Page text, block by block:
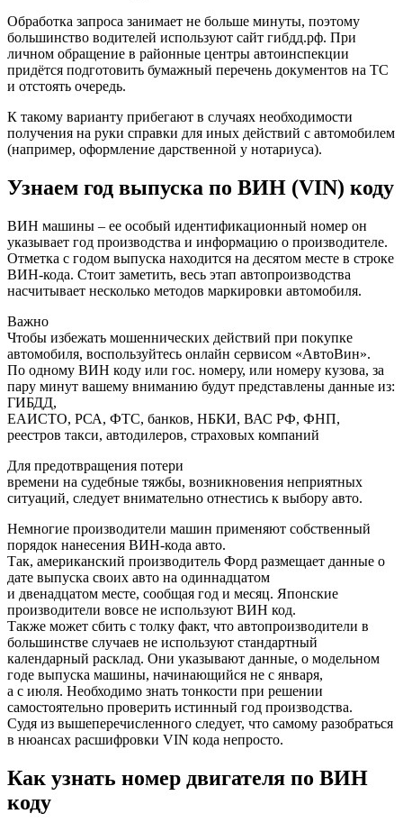
Обработка запроса занимает не больше минуты, поэтому
большинство водителей используют сайт гибдд.рф. При
личном обращение в районные центры автоинспекции
придётся подготовить бумажный перечень документов на ТС
и отстоять очередь.
К такому варианту прибегают в случаях необходимости
получения на руки справки для иных действий с автомобилем
(например, оформление дарственной у нотариуса).
Узнаем год выпуска по ВИН (VIN) коду
ВИН машины – ее особый идентификационный номер он
указывает год производства и информацию о производителе.
Отметка с годом выпуска находится на десятом месте в строке
ВИН-кода. Стоит заметить, весь этап автопроизводства
насчитывает несколько методов маркировки автомобиля.
Важно
Чтобы избежать мошеннических действий при покупке
автомобиля, воспользуйтесь онлайн сервисом «АвтоВин».
По одному ВИН коду или гос. номеру, или номеру кузова, за
пару минут вашему вниманию будут представлены данные из:
ГИБДД,
ЕАИСТО, РСА, ФТС, банков, НБКИ, ВАС РФ, ФНП,
реестров такси, автодилеров, страховых компаний
Для предотвращения потери
времени на судебные тяжбы, возникновения неприятных
ситуаций, следует внимательно отнестись к выбору авто.
Немногие производители машин применяют собственный
порядок нанесения ВИН-кода авто.
Так, американский производитель Форд размещает данные о
дате выпуска своих авто на одиннадцатом
и двенадцатом месте, сообщая год и месяц. Японские
производители вовсе не используют ВИН код.
Также может сбить с толку факт, что автопроизводители в
большинстве случаев не используют стандартный
календарный расклад. Они указывают данные, о модельном
годе выпуска машины, начинающийся не с января,
а с июля. Необходимо знать тонкости при решении
самостоятельно проверить истинный год производства.
Судя из вышеперечисленного следует, что самому разобраться
в нюансах расшифровки VIN кода непросто.
Как узнать номер двигателя по ВИН
коду